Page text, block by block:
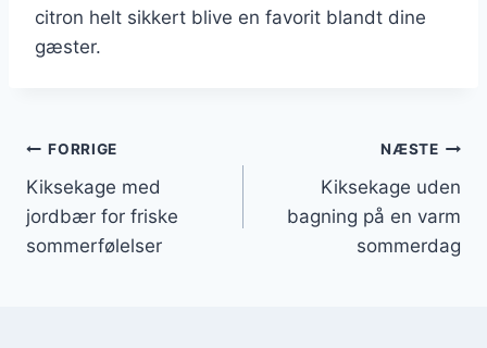
citron helt sikkert blive en favorit blandt dine
gæster.
Indlægsnavigation
FORRIGE
Kiksekage med
jordbær for friske
sommerfølelser
NÆSTE
Kiksekage uden
bagning på en varm
sommerdag